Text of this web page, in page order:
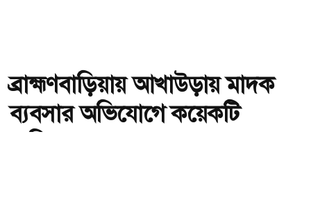
ব্রাহ্মণবাড়িয়ায় আখাউড়ায় মাদক
ব্যবসার অভিযোগে কয়েকটি